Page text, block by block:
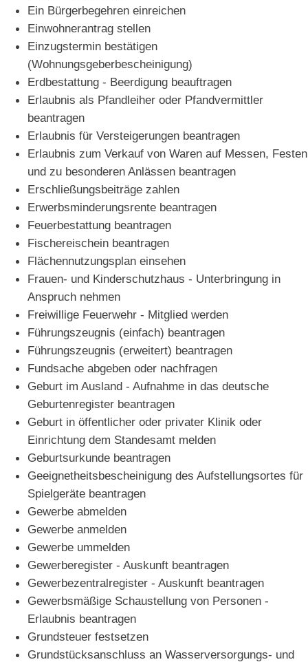
Ein Bürgerbegehren einreichen
Einwohnerantrag stellen
Einzugstermin bestätigen
(Wohnungsgeberbescheinigung)
Erdbestattung - Beerdigung beauftragen
Erlaubnis als Pfandleiher oder Pfandvermittler
beantragen
Erlaubnis für Versteigerungen beantragen
Erlaubnis zum Verkauf von Waren auf Messen, Festen
und zu besonderen Anlässen beantragen
Erschließungsbeiträge zahlen
Erwerbsminderungsrente beantragen
Feuerbestattung beantragen
Fischereischein beantragen
Flächennutzungsplan einsehen
Frauen- und Kinderschutzhaus - Unterbringung in
Anspruch nehmen
Freiwillige Feuerwehr - Mitglied werden
Führungszeugnis (einfach) beantragen
Führungszeugnis (erweitert) beantragen
Fundsache abgeben oder nachfragen
Geburt im Ausland - Aufnahme in das deutsche
Geburtenregister beantragen
Geburt in öffentlicher oder privater Klinik oder
Einrichtung dem Standesamt melden
Geburtsurkunde beantragen
Geeignetheitsbescheinigung des Aufstellungsortes für
Spielgeräte beantragen
Gewerbe abmelden
Gewerbe anmelden
Gewerbe ummelden
Gewerberegister - Auskunft beantragen
Gewerbezentralregister - Auskunft beantragen
Gewerbsmäßige Schaustellung von Personen -
Erlaubnis beantragen
Grundsteuer festsetzen
Grundstücksanschluss an Wasserversorgungs- und